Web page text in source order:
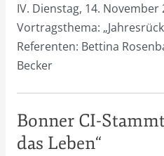
IV. Dienstag, 14. November
Vortragsthema:
Referenten: Bettina
Becker
Bonner CI-
das Leben“